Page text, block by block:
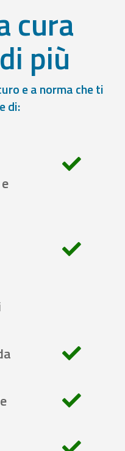
cura
più
e a norma che ti
di: